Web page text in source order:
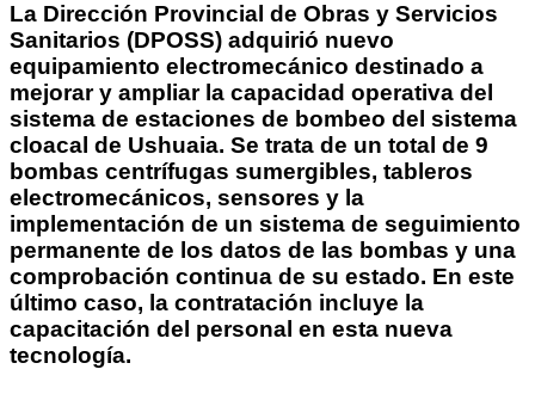
La Dirección Provincial de Obras y Servicios
Sanitarios (DPOSS) adquirió nuevo
equipamiento electromecánico destinado a
mejorar y ampliar la capacidad operativa del
sistema de estaciones de bombeo del sistema
cloacal de Ushuaia. Se trata de un total de 9
bombas centrífugas sumergibles, tableros
electromecánicos, sensores y la
implementación de un sistema de seguimiento
permanente de los datos de las bombas y una
comprobación continua de su estado. En este
último caso, la contratación incluye la
capacitación del personal en esta nueva
tecnología.